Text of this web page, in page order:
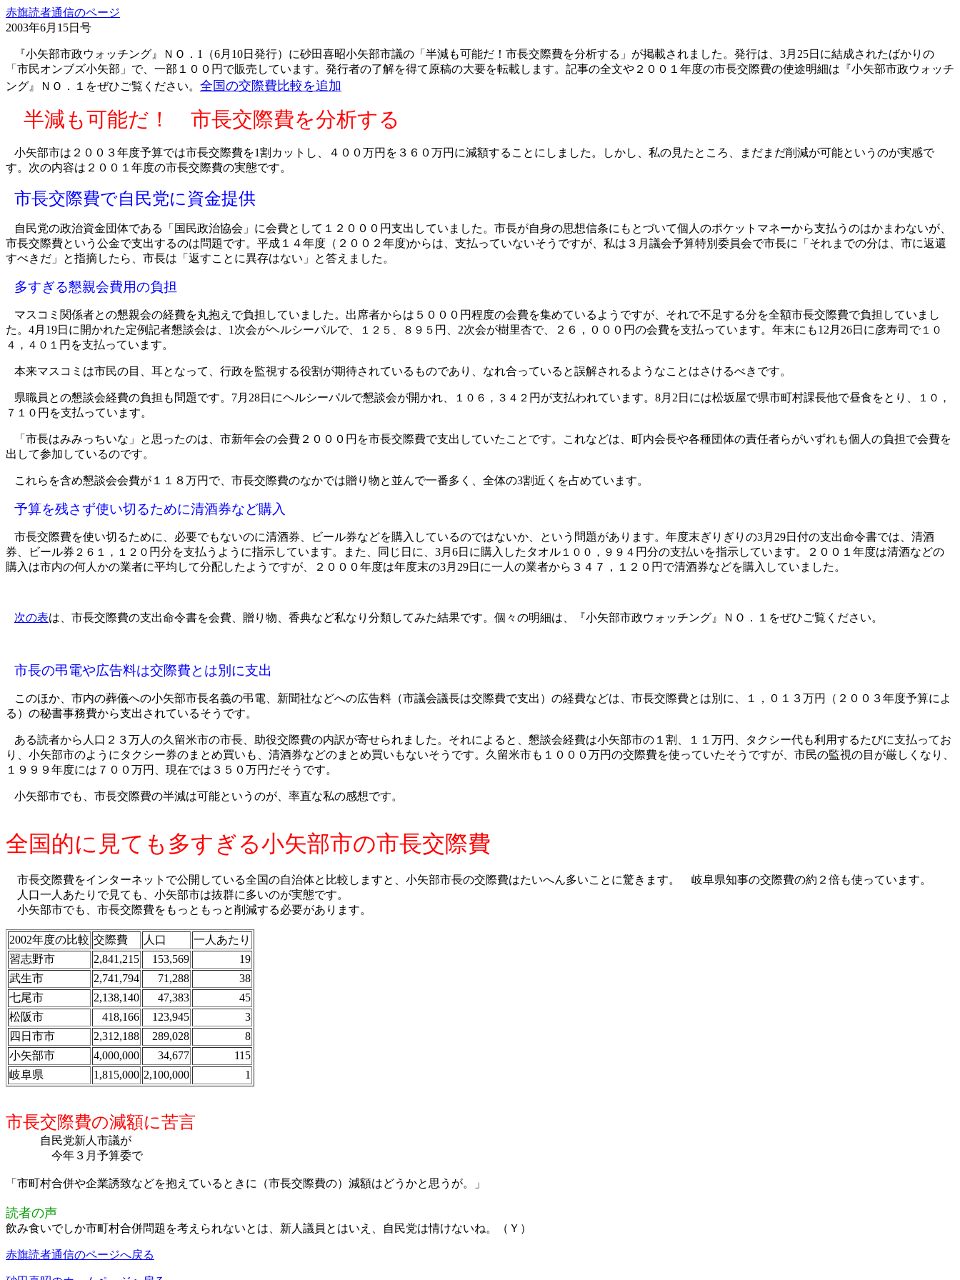
赤旗読者通信のページ
2003年6月15日号
『小矢部市政ウォッチング』ＮＯ． 1 （6月 10日発行）に砂田喜昭小矢部市議の「半減も可能だ！市長交際費を分析する」が掲載されました。発行は、 3月 25日に結成されたばかりの
「市民オンブズ小矢部」で、一部１００円で販売しています。発行者の了解を得て原稿の大要を転載します。記事の全文や２００１年度の市長交際費の使途明細は『小矢部市政ウォッチ
ング』ＮＯ．１をぜひご覧ください。 全国の交際費比較を追加
半減も可能だ！ 市長交際費を分析する
小矢部市は２００３年度予算では市長交際費を1割カットし、４００万円を３６０万円に減額することにしました。しかし、私の見たところ、まだまだ削減が可能というのが実感で
す。次の内容は２００１年度の市長交際費の実態です。
市長交際費で自民党に資金提供
自民党の政治資金団体である「国民政治協会」に会費として１２０００円支出していました。市長が自身の思想信条にもとづいて個人のポケットマネーから支払うのはかまわないが、
市長交際費という公金で支出するのは問題です。平成１４年度（２００２年度)からは、支払っていないそうですが、私は３月議会予算特別委員会で市長に「それまでの分は、市に返還
すべきだ」と指摘したら、市長は「返すことに異存はない」と答えました。
多すぎる懇親会費用の負担
マスコミ関係者との懇親会の経費を丸抱えで負担していました。出席者からは５０００円程度の会費を集めているようですが、それで不足する分を全額市長交際費で負担していまし
た。 4月 19日に開かれた定例記者懇談会は、 1 次会がヘルシーパルで、 １２５、８９５ 円、 2次会が樹里杏で、２６，０００円の会費を支払っています。年末にも12 月 26日に彦寿司で１０
４，４０１ 円を支払っています。
本来マスコミは市民の目、耳となって、行政を監視する役割が期待されているものであり、なれ合っていると誤解されるようなことはさけるべきです。
県職員との懇談会経費の負担も問題です。 7月 28日にヘルシーパルで懇談会が開かれ、 １０６，３４２ 円が支払われています。 8月 2 日には松坂屋で県市町村課長他で昼食をとり、
１０，
７１０ 円を支払っています。
「市長はみみっちいな」と思ったのは、市新年会の会費２０００円を市長交際費で支出していたことです。これなどは、町内会長や各種団体の責任者らがいずれも個人の負担で会費を
出して参加しているのです。
これらを含め懇談会会費が１１８万円で、市長交際費のなかでは贈り物と並んで一番多く、全体の3割近くを占めています。
予算を残さず使い切るために清酒券など購入
市長交際費を使い切るために、必要でもないのに清酒券、ビール券などを購入しているのではないか、という問題があります。年度末ぎりぎりの3月 29日付の支出命令書では、清酒
券、ビール券 ２６１，１２０ 円分を支払うように指示しています。また、同じ日に、 3月 6日に購入したタオル １００，９９４ 円分の支払いを指示しています。２００１年度は清酒などの
購入は市内の何人かの業者に平均して分配したようですが、２０００年度は年度末の3月 29日に一人の業者から３４７，１２０円で清酒券などを購入していました。
次の表は、市長交際費の支出命令書を会費、贈り物、香典など私なり分類してみた結果です。個々の明細は、『小矢部市政ウォッチング』ＮＯ．１をぜひご覧ください。
市長の弔電や広告料は交際費とは別に支出
このほか、市内の葬儀への小矢部市長名義の弔電、新聞社などへの広告料（市議会議長は交際費で支出）の経費などは、市長交際費とは別に、１，０１３万円（２００３年度予算によ
る）の秘書事務費から支出されているそうです。
ある読者から人口２３万人の久留米市の市長、助役交際費の内訳が寄せられました。それによると、懇談会経費は小矢部市の１割、１１万円、タクシー代も利用するたびに支払ってお
り、小矢部市のようにタクシー券のまとめ買いも、清酒券などのまとめ買いもないそうです。久留米市も１０００万円の交際費を使っていたそうですが、市民の監視の目が厳しくなり、
１９９９年度には７００万円、現在では３５０万円だそうです。
小矢部市でも、市長交際費の半減は可能というのが、率直な私の感想です。
全国的に見ても多すぎる小矢部市の市長交際費
市長交際費をインターネットで公開している全国の自治体と比較しますと、小矢部市長の交際費はたいへん多いことに驚きます。 岐阜県知事の交際費の約２倍も使っています。
人口一人あたりで見ても、小矢部市は抜群に多いのが実態です。
小矢部市でも、市長交際費をもっともっと削減する必要があります。
2002年度の比較 交際費 人口
一人あたり
習志野市
2,841,215 153,569
19
武生市
2,741,794 71,288
38
七尾市
2,138,140 47,383
45
松阪市
418,166 123,945
3
四日市市
2,312,188 289,028
8
小矢部市
4,000,000 34,677
115
岐阜県
1,815,000 2,100,000 1
市長交際費の減額に苦言
自民党新人市議が
今年３月予算委で
「市町村合併や企業誘致などを抱えているときに（市長交際費の）減額はどうかと思うが。」
読者の声
飲み食いでしか市町村合併問題を考えられないとは、新人議員とはいえ、自民党は情けないね。（Ｙ）
赤旗読者通信のページへ戻る